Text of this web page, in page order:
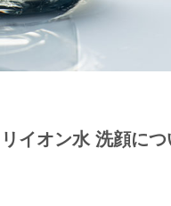
イオン水 洗顔につ